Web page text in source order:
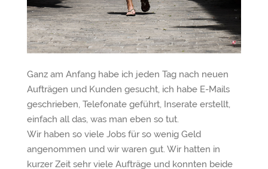
Ganz am Anfang habe ich jeden Tag nach neuen
Aufträgen und Kunden gesucht, ich habe E-Mails
geschrieben, Telefonate geführt, Inserate erstellt,
einfach all das, was man eben so tut.
Wir haben so viele Jobs für so wenig Geld
angenommen und wir waren gut. Wir hatten in
kurzer Zeit sehr viele Aufträge und konnten beide